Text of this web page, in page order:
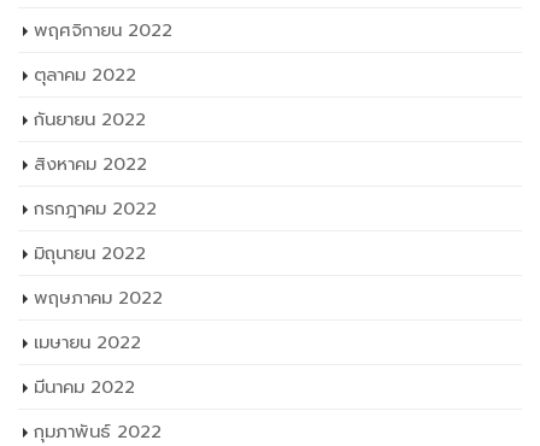
พฤศจิกายน 2022
ตุลาคม 2022
กันยายน 2022
สิงหาคม 2022
กรกฎาคม 2022
มิถุนายน 2022
พฤษภาคม 2022
เมษายน 2022
มีนาคม 2022
กุมภาพันธ์ 2022